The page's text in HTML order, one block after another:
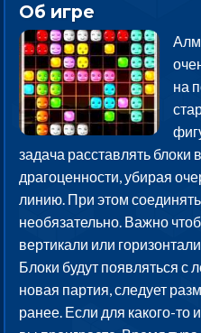
Об игре
на
задача расставлять блоки
драгоценности, убирая
линию. При этом
необязательно. Важно
вертикали или
Блоки будут появляться с
новая партия, следует
ранее. Если для какого-то